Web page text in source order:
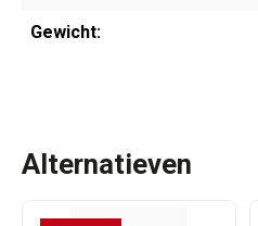
Gewicht:
Alternatieven